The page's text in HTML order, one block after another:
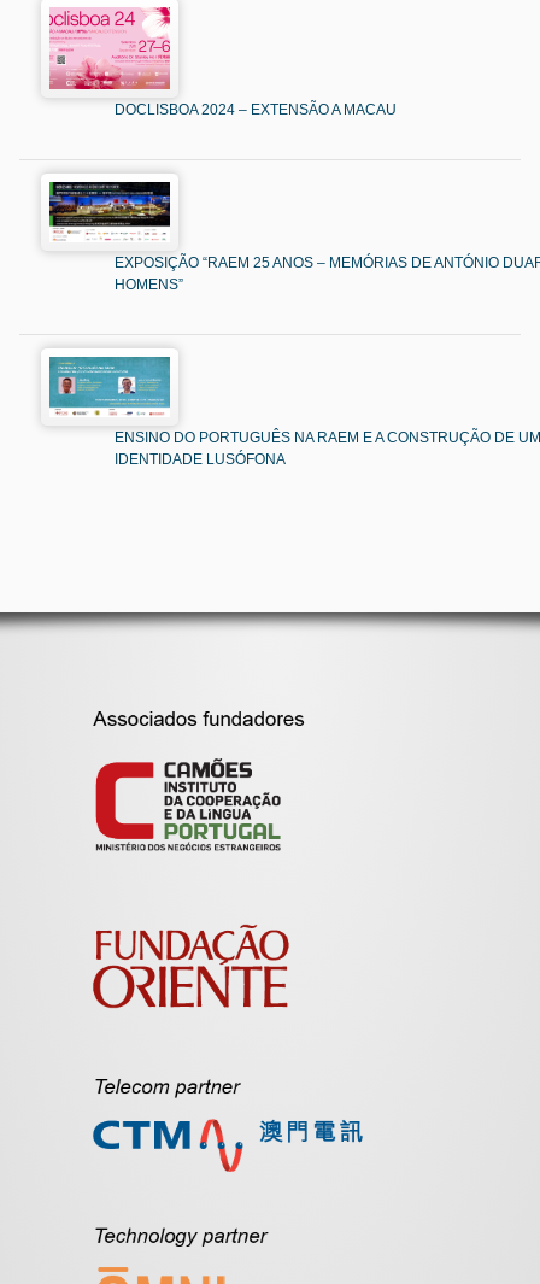
DOCLISBOA 2024 – EXTENSÃO A MACAU
EXPOSIÇÃO “RAEM 25 ANOS – MEMÓRIAS DE ANTÓNIO
HOMENS”
ENSINO DO PORTUGUÊS NA RAEM E A CONSTRUÇÃO DE
IDENTIDADE LUSÓFONA